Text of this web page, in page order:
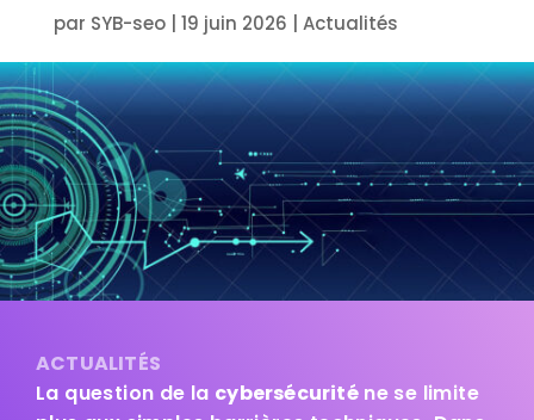
par SYB-seo| 19 juin 2026 Actualités
ACTUALITÉS
La question de la cybersécuriténe se limite